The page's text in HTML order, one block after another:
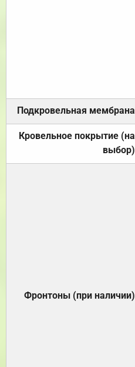
Подкровельная мембрана
Кровельное покрытие (на
выбор)
Фронтоны (при наличии)